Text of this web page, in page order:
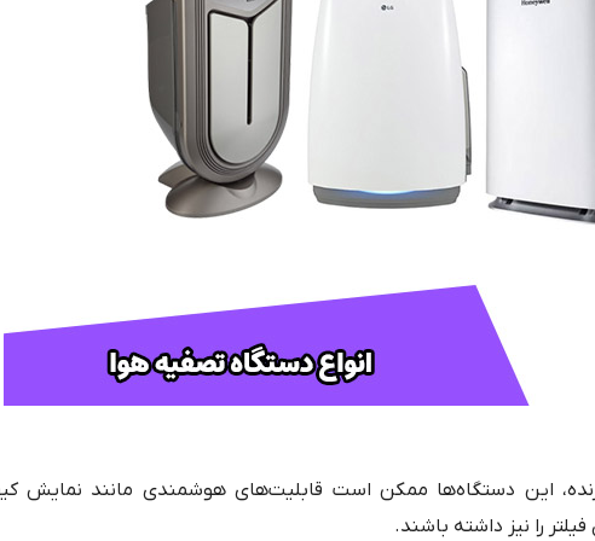
این دستگاه‌ها ممکن است قابلیت‌های هوشمندی مانند نمایش
را نیز داشته باشند.